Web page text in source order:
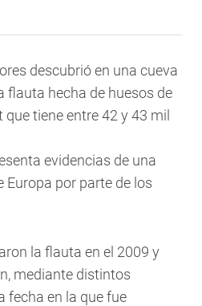
descubrió en una cueva
flauta hecha de huesos de
tiene entre 42 y 43 mil
evidencias de una
por parte de los
la flauta en el 2009 y
mediante distintos
fecha en la que fue